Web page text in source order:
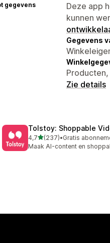
gegevens
Deze app
kunnen
Gegevens
Zie details
Tolstoy: Shoppable
4,7van 5 sterren
(237)
237 recensies in totaal
•Gratis
Maak AI-content en